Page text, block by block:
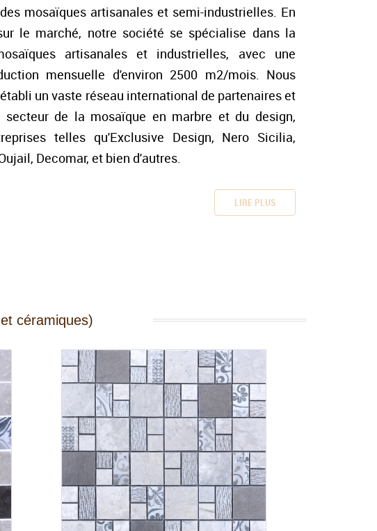
mosaïques artisanales et semi-industrielles. En
le marché, notre société se spécialise dans la
artisanales et industrielles, avec une
mensuelle d'environ 2500 m2/mois. Nous
un vaste réseau international de partenaires et
secteur de la mosaïque en marbre et du design,
telles qu'Exclusive Design, Nero Sicilia,
Decomar, et bien d'autres.
LIRE PLUS
céramiques)